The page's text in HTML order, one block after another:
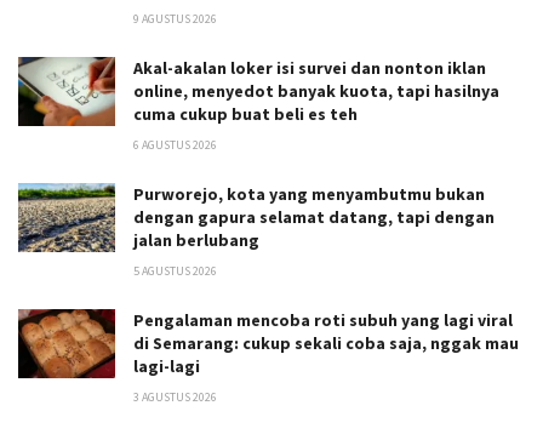
9 AGUSTUS 2026
Akal-akalan loker isi survei dan nonton iklan
online, menyedot banyak kuota, tapi hasilnya
cuma cukup buat beli es teh
6 AGUSTUS 2026
Purworejo, kota yang menyambutmu bukan
dengan gapura selamat datang, tapi dengan
jalan berlubang
5 AGUSTUS 2026
Pengalaman mencoba roti subuh yang lagi viral
di Semarang: cukup sekali coba saja, nggak mau
lagi-lagi
3 AGUSTUS 2026